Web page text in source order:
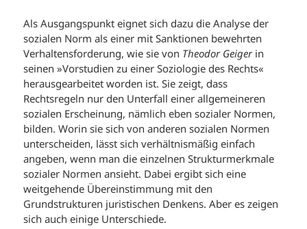
Als Ausgangspunkt eignet sich dazu die Analyse der
sozialen Norm als einer mit Sanktionen bewehrten
Verhaltensforderung, wie sie von Theodor Geigerin
seinen »Vorstudien zu einer Soziologie des Rechts«
herausgearbeitet worden ist. Sie zeigt, dass
Rechtsregeln nur den Unterfall einer allgemeineren
sozialen Erscheinung, nämlich eben sozialer Normen,
bilden. Worin sie sich von anderen sozialen Normen
unterscheiden, lässt sich verhältnismäßig einfach
angeben, wenn man die einzelnen Strukturmerkmale
sozialer Normen ansieht. Dabei ergibt sich eine
weitgehende Übereinstimmung mit den
Grundstrukturen juristischen Denkens. Aber es zeigen
sich auch einige Unterschiede.